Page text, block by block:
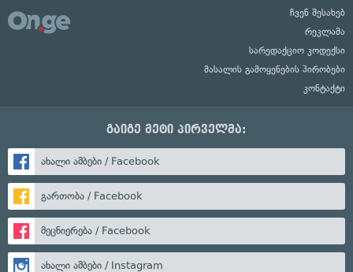
ჩვენ შესახებ
რეკლამა
სარედაქციო კოდექსი
მასალის გამოყენების პირობები
კონტაქტი
გაიგე მეტი პირველმა:
ახალი ამბები / Facebook
გართობა / Facebook
მეცნიერება / Facebook
ახალი ამბები / Instagram